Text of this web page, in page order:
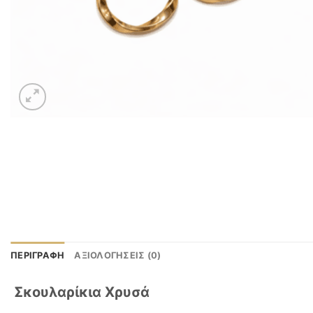
ΠΕΡΙΓΡΑΦΉ ΑΞΙΟΛΟΓΉΣΕΙΣ (0)
Σκουλαρίκια Χρυσά